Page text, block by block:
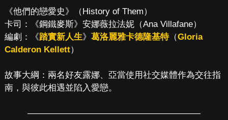
《他們的戀愛史》（History of Them）
卡司：《鋼鐵麥斯》安娜薇拉法妮（Ana Villafane）
編劇：《踏實新人生》 葛洛麗雅卡德隆基特（Gloria
Calderon Kellett）
故事大綱：兩名好友露娜、亞當使用社交媒體作為交往指
南，與彼此相遇並陷入愛戀。
————————————————————